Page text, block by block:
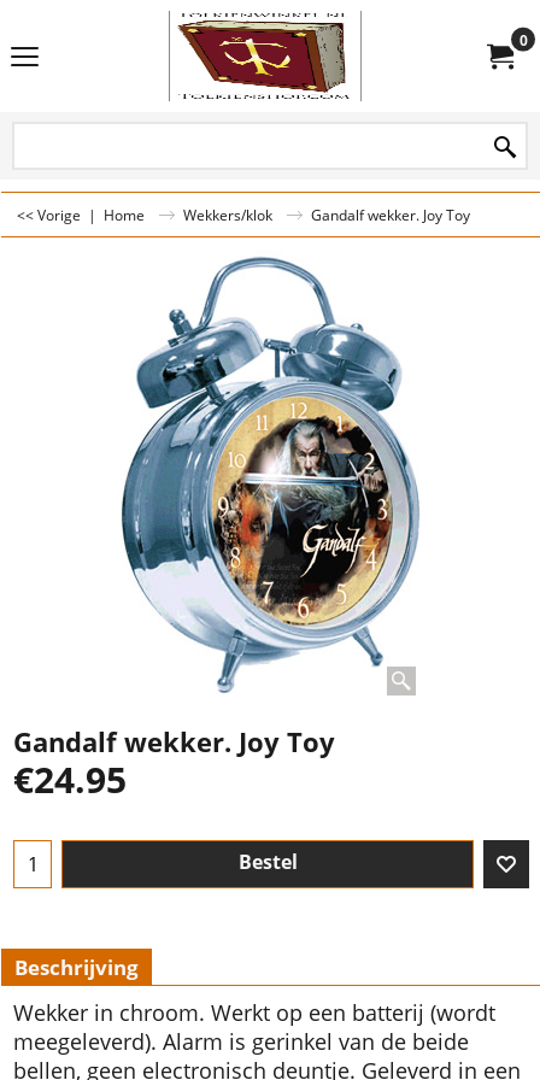
0
<< Vorige | Home Wekkers/klok Gandalf wekker. Joy Toy
Gandalf wekker. Joy Toy
€24.95
Bestel
Beschrijving
Wekker in chroom. Werkt op een batterij (wordt
meegeleverd). Alarm is gerinkel van de beide
bellen, geen electronisch deuntje. Geleverd in een